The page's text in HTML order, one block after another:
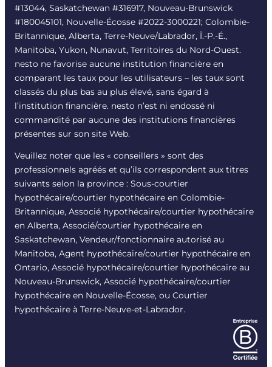
#13044, Saskatchewan #316917, Nouveau-Brunswick
#180045101, Nouvelle-Écosse #2022-3000221; Colombie-
Britannique, Alberta, Terre-Neuve/Labrador, Î.-P.-É.,
Manitoba, Yukon, Nunavut, Territoires du Nord-Ouest.
nesto ne favorise aucune institution financière en
comparant les taux pour les utilisateurs – les taux sont
classés du plus bas au plus élevé, sans égard à
l’institution financière. nesto n’est ni endossé ni
commandité par aucune des institutions financières
présentes sur son site Web.
Veuillez noter que les « conseillers » sont des
professionnels agréés et qu’ils correspondent aux titres
suivants selon la province : Sous-courtier
hypothécaire/courtier hypothécaire en Colombie-
Britannique, Associé hypothécaire/courtier hypothécaire
en Alberta, Associé/courtier hypothécaire en
Saskatchewan, Vendeur/fonctionnaire autorisé au
Manitoba, Agent hypothécaire/courtier hypothécaire en
Ontario, Associé hypothécaire/courtier hypothécaire au
Nouveau-Brunswick, Associé hypothécaire/courtier
hypothécaire en Nouvelle-Écosse, ou Courtier
hypothécaire à Terre-Neuve-et-Labrador.